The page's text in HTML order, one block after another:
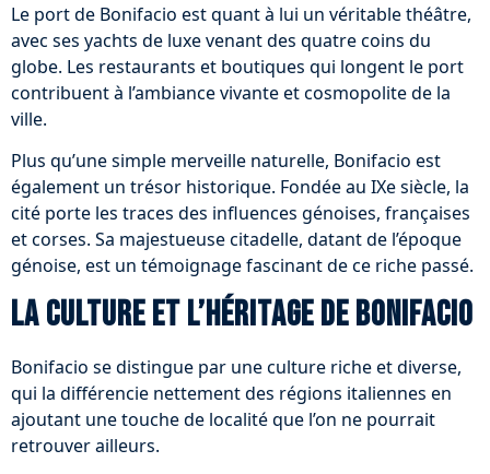
Le port de Bonifacio est quant à lui un véritable théâtre,
avec ses yachts de luxe venant des quatre coins du
globe. Les restaurants et boutiques qui longent le port
contribuent à l’ambiance vivante et cosmopolite de la
ville.
Plus qu’une simple merveille naturelle, Bonifacio est
également un trésor historique. Fondée au IXe siècle, la
cité porte les traces des influences génoises, françaises
et corses. Sa majestueuse citadelle, datant de l’époque
génoise, est un témoignage fascinant de ce riche passé.
La culture et l’héritage de Bonifacio
Bonifacio se distingue par une culture riche et diverse,
qui la différencie nettement des régions italiennes en
ajoutant une touche de localité que l’on ne pourrait
retrouver ailleurs.